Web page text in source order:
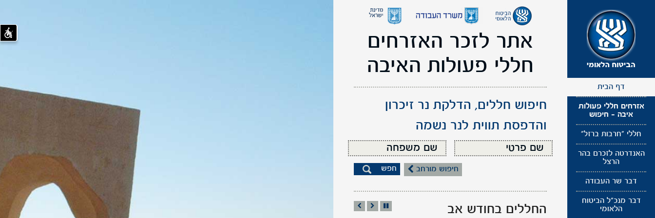
דף הבית
אזרחים חללי פעולות
איבה - חיפוש
חללי "חרבות ברזל"
האנדרטה לזכרם בהר
הרצל
דבר שר העבודה
דבר מנכ"ל הביטוח
הלאומי
אתר לזכר האזרחים
חללי פעולות האיבה
חיפוש חללים, הדלקת נר זיכרון
והדפסת תווית לנר נשמה
חיפוש מורחב
החללים בחודש אב